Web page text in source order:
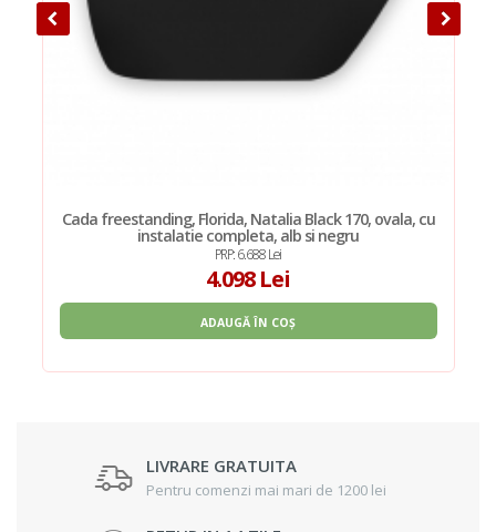
Cada freestanding, Florida, Natalia Black 170, ovala, cu
instalatie completa, alb si negru
PRP: 6.688 Lei
4.098 Lei
ADAUGĂ ÎN COȘ
LIVRARE GRATUITA
Pentru comenzi mai mari de 1200 lei